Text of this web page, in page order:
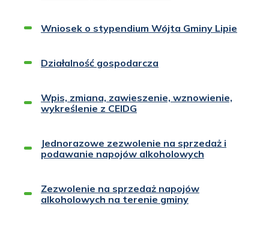
Wniosek o stypendium Wójta Gminy Lipie
Działalność gospodarcza
Wpis, zmiana, zawieszenie, wznowienie,
wykreślenie z CEIDG
Jednorazowe zezwolenie na sprzedaż i
podawanie napojów alkoholowych
Zezwolenie na sprzedaż napojów
alkoholowych na terenie gminy